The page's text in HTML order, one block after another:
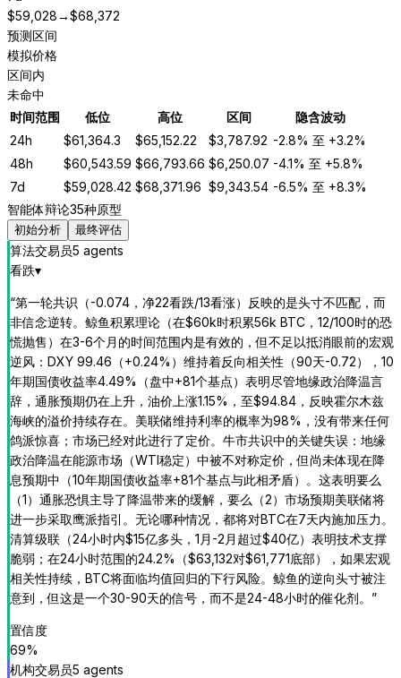
$59,028→$68,372
预测区间
模拟价格
区间内
未命中
时间范围
低位 高位 区间
隐含波动
24h
$61,364.3 $65,152.22 $3,787.92 -2.8% 至 +3.2%
48h
$60,543.59 $66,793.66 $6,250.07 -4.1% 至 +5.8%
7d
$59,028.42 $68,371.96 $9,343.54 -6.5% 至 +8.3%
智能体辩论35种原型
初始分析 最终评估
算法交易员5 agents
看跌▾
“第一轮共识（-0.074，净22看跌/13看涨）反映的是头寸不匹配，而
非信念逆转。鲸鱼积累理论（在$60k时积累56k BTC，12/100时的恐
慌抛售）在3-6个月的时间范围内是有效的，但不足以抵消眼前的宏观
逆风：DXY 99.46（+0.24%）维持着反向相关性（90天-0.72），10
年期国债收益率4.49%（盘中+81个基点）表明尽管地缘政治降温言
辞，通胀预期仍在上升，油价上涨1.15%，至$94.84，反映霍尔木兹
海峡的溢价持续存在。美联储维持利率的概率为98%，没有带来任何
鸽派惊喜；市场已经对此进行了定价。牛市共识中的关键失误：地缘
政治降温在能源市场（WTI稳定）中被不对称定价，但尚未体现在降
息预期中（10年期国债收益率+81个基点与此相矛盾）。这表明要么
（1）通胀恐惧主导了降温带来的缓解，要么（2）市场预期美联储将
进一步采取鹰派指引。无论哪种情况，都将对BTC在7天内施加压力。
清算级联（24小时内$15亿多头，1月-2月超过$40亿）表明技术支撑
脆弱；在24小时范围的24.2%（$63,132对$61,771底部），如果宏观
相关性持续，BTC将面临均值回归的下行风险。鲸鱼的逆向头寸被注
意到，但这是一个30-90天的信号，而不是24-48小时的催化剂。 ”
置信度
69%
机构交易员5 agents